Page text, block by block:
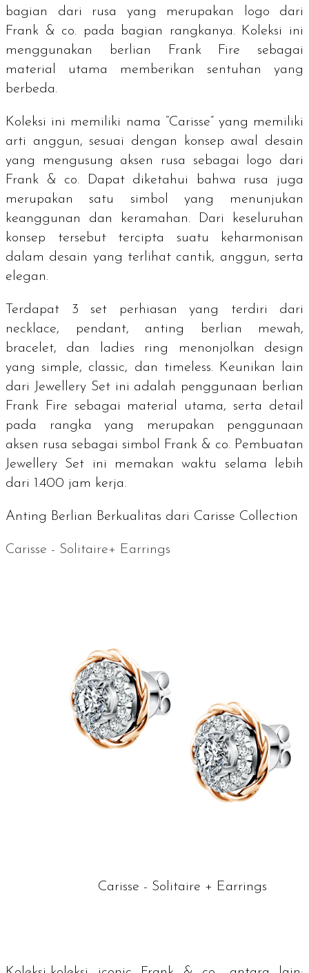
bagian dari rusa yang merupakan logo dari
Frank & co. pada bagian rangkanya. Koleksi ini
menggunakan berlian Frank Fire sebagai
material utama memberikan sentuhan yang
berbeda.
Koleksi ini memiliki nama “Carisse” yang memiliki
arti anggun, sesuai dengan konsep awal desain
yang mengusung aksen rusa sebagai logo dari
Frank & co. Dapat diketahui bahwa rusa juga
merupakan satu simbol yang menunjukan
keanggunan dan keramahan. Dari keseluruhan
konsep tersebut tercipta suatu keharmonisan
dalam desain yang terlihat cantik, anggun, serta
elegan.
Terdapat 3 set perhiasan yang terdiri dari
necklace, pendant, anting berlian mewah,
bracelet, dan ladies ring
menonjolkan design
yang simple, classic, dan timeless. Keunikan lain
dari Jewellery Setini adalah penggunaan berlian
Frank Fire sebagai material utama, serta detail
pada rangka yang merupakan penggunaan
aksen rusa sebagai simbol Frank & co. Pembuatan
Jewellery Set ini memakan waktu selama lebih
dari 1.400 jam kerja.
Anting Berlian Berkualitas dari Carisse Collection
Carisse - Solitaire+ Earrings
Carisse - Solitaire + Earrings